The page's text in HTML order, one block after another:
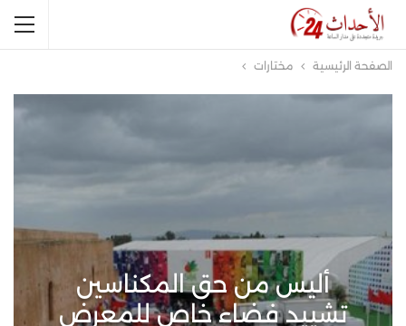
الصفحة الرئيسية مختارات
أليس من حق المكناسين
تشييد فضاء خاص للمعرض